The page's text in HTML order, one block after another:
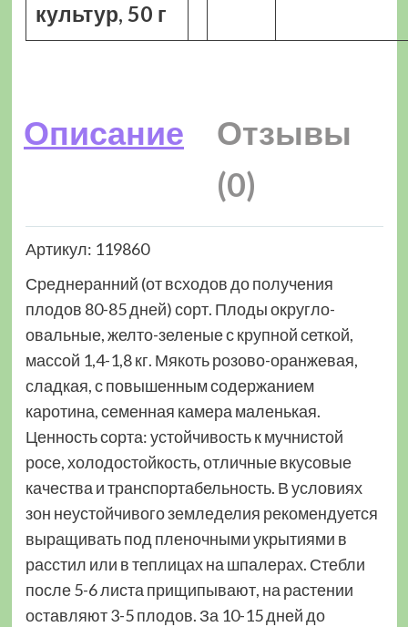
культур, 50 г
Описание
Отзывы
(0)
Артикул: 119860
Среднеранний (от всходов до получения
плодов 80-85 дней) сорт. Плоды округло-
овальные, желто-зеленые с крупной сеткой,
массой 1,4-1,8 кг. Мякоть розово-оранжевая,
сладкая, с повышенным содержанием
каротина, семенная камера маленькая.
Ценность сорта: устойчивость к мучнистой
росе, холодостойкость, отличные вкусовые
качества и транспортабельность. В условиях
зон неустойчивого земледелия рекомендуется
выращивать под пленочными укрытиями в
расстил или в теплицах на шпалерах. Стебли
после 5-6 листа прищипывают, на растении
оставляют 3-5 плодов. За 10-15 дней до